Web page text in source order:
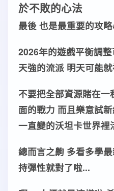
於不敗的心法
最後 也是最重要的攻略
2026年的遊戲平衡調整
天強的流派 明天可能
不要把全部資源賭在一
面的戰力 而且樂意試
一直變的沃坦卡世界裡
總而言之齁 多看多學
持彈性就對了啦...